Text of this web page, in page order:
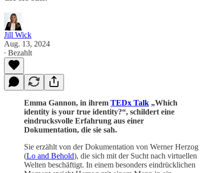
Jill Wick
Aug. 13, 2024
∙ Bezahlt
Emma Gannon, in ihrem TEDx Talk „Which
identity is your true identity?“, schildert eine
eindrucksvolle Erfahrung aus einer
Dokumentation, die sie sah.
Sie erzählt von der Dokumentation von Werner Herzog
(Lo and Behold), die sich mit der Sucht nach virtuellen
Welten beschäftigt. In einem besonders eindrücklichen